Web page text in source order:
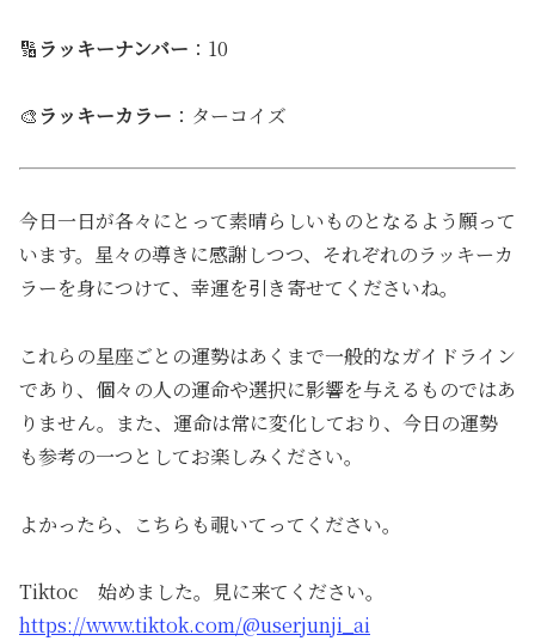
🔢 ラッキーナンバー ：10
🎨 ラッキーカラー ：ターコイズ
今日一日が各々にとって素晴らしいものとなるよう願って
います。星々の導きに感謝しつつ、それぞれのラッキーカ
ラーを身につけて、幸運を引き寄せてくださいね。
これらの星座ごとの運勢はあくまで一般的なガイドライン
であり、個々の人の運命や選択に影響を与えるものではあ
りません。また、運命は常に変化しており、今日の運勢
も参考の一つとしてお楽しみください。
よかったら、こちらも覗いてってください。
Tiktoc 始めました。見に来てください。
https://www.tiktok.com/@userjunji_ai